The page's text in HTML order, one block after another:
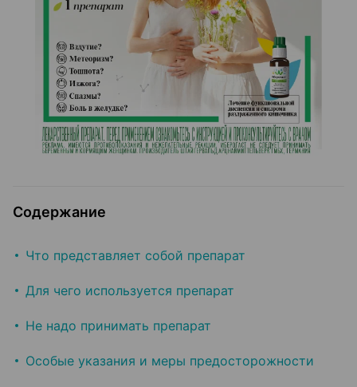
Содержание
Что представляет собой препарат
Для чего используется препарат
Не надо принимать препарат
Особые указания и меры предосторожности